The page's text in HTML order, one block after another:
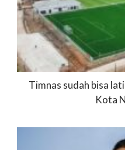
Timnas sudah bisa
Kota